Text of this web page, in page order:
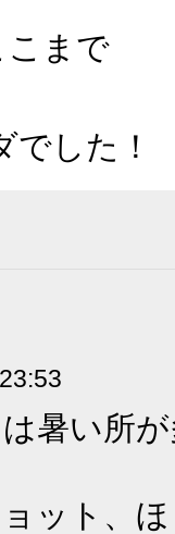
こまで
でした！
23:53
暑い所
ット、